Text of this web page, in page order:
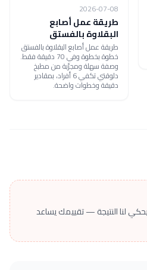
2026-07-08
طريقة عمل أصابع
البقلاوة بالفستق
طريقة عمل أصابع البقلاوة بالفستق
خطوة بخطوة وفي 70 دقيقة فقط.
وصفة سهلة ومجرّبة من مطبخ
دلوقتي تكفي 6 أفراد، بمقادير
دقيقة وخطوات واضحة.
لنا النتيجة — تقييمك يساعد